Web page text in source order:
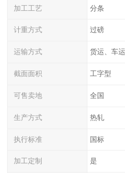
加工工艺 分条
计重方式 过磅
运输方式 货运、车运
截面面积 工字型
可售卖地 全国
生产方式 热轧
执行标准 国标
加工定制 是